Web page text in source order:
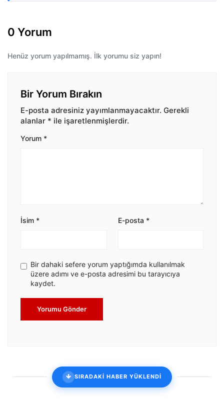
0 Yorum
Henüz yorum yapılmamış. İlk yorumu siz yapın!
Bir Yorum Bırakın
E-posta adresiniz yayımlanmayacaktır. Gerekli
alanlar * ile işaretlenmişlerdir.
Yorum *
İsim * E-posta *
Bir dahaki sefere yorum yaptığımda kullanılmak
üzere adımı ve e-posta adresimi bu tarayıcıya
kaydet.
Yorumu Gönder
SIRADAKİ HABER YÜKLENDİ